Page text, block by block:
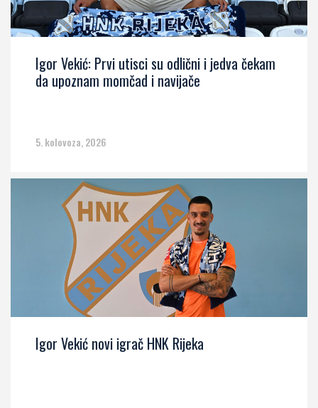
Igor Vekić: Prvi utisci su odlični i jedva čekam
da upoznam momčad i navijače
5. kolovoza, 2026
Igor Vekić novi igrač HNK Rijeka